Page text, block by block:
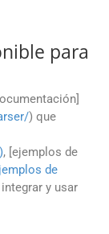
para
) que
, [ejemplos de
de
y usar